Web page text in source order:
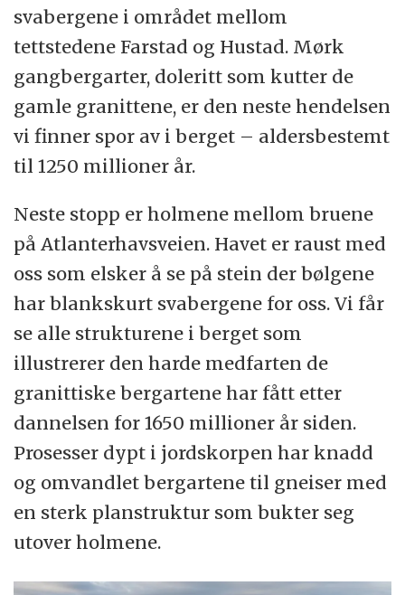
svabergene i området mellom
tettstedene Farstad og Hustad. Mørk
gangbergarter, doleritt som kutter de
gamle granittene, er den neste hendelsen
vi finner spor av i berget – aldersbestemt
til 1250 millioner år.
Neste stopp er holmene mellom bruene
på Atlanterhavsveien. Havet er raust med
oss som elsker å se på stein der bølgene
har blankskurt svabergene for oss. Vi får
se alle strukturene i berget som
illustrerer den harde medfarten de
granittiske bergartene har fått etter
dannelsen for 1650 millioner år siden.
Prosesser dypt i jordskorpen har knadd
og omvandlet bergartene til gneiser med
en sterk planstruktur som bukter seg
utover holmene.